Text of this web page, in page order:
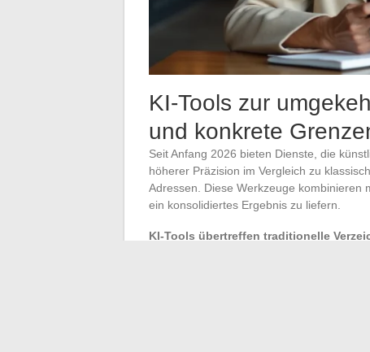
KI-Tools zur
und konkrete
Seit Anfang 2026 bieten Dienste, die
höherer Präzision im Vergleich zu
Adressen. Diese Werkzeuge kombinieren
ein konsolidiertes Ergebnis zu liefern.
KI-Tools übertreffen traditionelle